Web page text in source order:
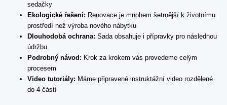
sedačky
Ekologické řešení: Renovace je mnohem šetrnější k životnímu
prostředí než výroba nového nábytku
Dlouhodobá ochrana: Sada obsahuje i přípravky pro následnou
údržbu
Podrobný návod: Krok za krokem vás provedeme celým
procesem
Video tutoriály: Máme připravené instruktážní video rozdělené
do 4 částí